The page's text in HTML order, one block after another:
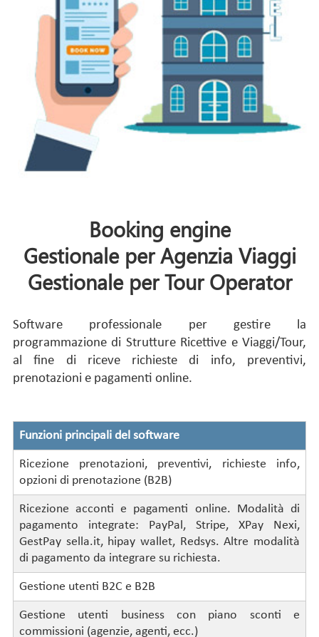
Booking engine
Gestionale per Agenzia Viaggi
Gestionale per Tour Operator
Software professionale per gestire la
programmazione di Strutture Ricettive e Viaggi/Tour,
al fine di riceve richieste di info, preventivi,
prenotazioni e pagamenti online.
Funzioni principali del software
Ricezione prenotazioni, preventivi, richieste info,
opzioni di prenotazione (B2B)
Ricezione acconti e pagamenti online. Modalità di
pagamento integrate: PayPal, Stripe, XPay Nexi,
GestPay sella.it, hipay wallet, Redsys. Altre modalità
di pagamento da integrare su richiesta.
Gestione utenti B2C e B2B
Gestione utenti business con piano sconti e
commissioni (agenzie, agenti, ecc.)